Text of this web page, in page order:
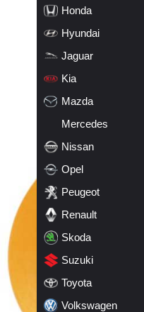
Honda
Hyundai
Jaguar
Kia
Mazda
Mercedes
Nissan
Opel
Peugeot
Renault
Skoda
Suzuki
Toyota
Volkswagen